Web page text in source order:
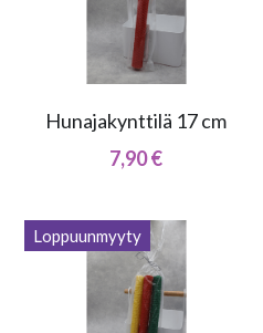
Hunajakynttilä 17 cm
7,90 €
Loppuunmyyty